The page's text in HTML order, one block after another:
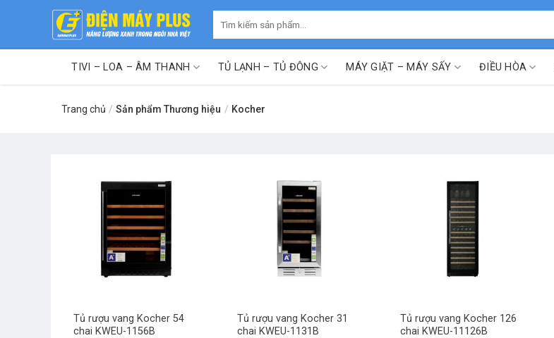
kiếm:
TIVI – LOA – ÂM THANH TỦ LẠNH – TỦ ĐÔNG MÁY GIẶT – MÁY SẤY ĐIỀU HÒA
Trang chủ / Sản phẩm Thương hiệu / Kocher
Tủ rượu vang Kocher 54
chai KWEU-1156B
Tủ rượu vang Kocher 31
chai KWEU-1131B
Tủ rượu vang Kocher 126
chai KWEU-11126B